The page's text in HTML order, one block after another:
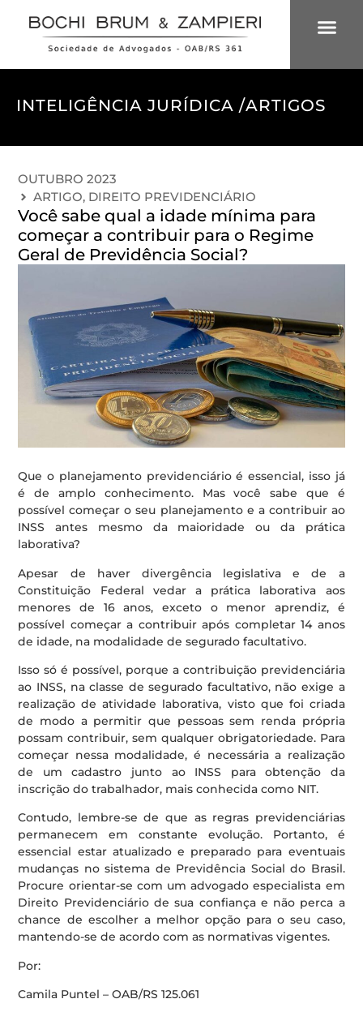
INTELIGÊNCIA JURÍDICA /ARTIGOS
OUTUBRO 2023
ARTIGO, DIREITO PREVIDENCIÁRIO
Você sabe qual a idade mínima para
começar a contribuir para o Regime
Geral de Previdência Social?
Que o planejamento previdenciário é essencial, isso já
é de amplo conhecimento. Mas você sabe que é
possível começar o seu planejamento e a contribuir ao
INSS antes mesmo da maioridade ou da prática
laborativa?
Apesar de haver divergência legislativa e de a
Constituição Federal vedar a prática laborativa aos
menores de 16 anos, exceto o menor aprendiz, é
possível começar a contribuir após completar 14 anos
de idade, na modalidade de segurado facultativo.
Isso só é possível, porque a contribuição previdenciária
ao INSS, na classe de segurado facultativo, não exige a
realização de atividade laborativa, visto que foi criada
de modo a permitir que pessoas sem renda própria
possam contribuir, sem qualquer obrigatoriedade. Para
começar nessa modalidade, é necessária a realização
de um cadastro junto ao INSS para obtenção da
inscrição do trabalhador, mais conhecida como NIT.
Contudo, lembre-se de que as regras previdenciárias
permanecem em constante evolução. Portanto, é
essencial estar atualizado e preparado para eventuais
mudanças no sistema de Previdência Social do Brasil.
Procure orientar-se com um advogado especialista em
Direito Previdenciário de sua confiança e não perca a
chance de escolher a melhor opção para o seu caso,
mantendo-se de acordo com as normativas vigentes.
Por:
Camila Puntel – OAB/RS 125.061